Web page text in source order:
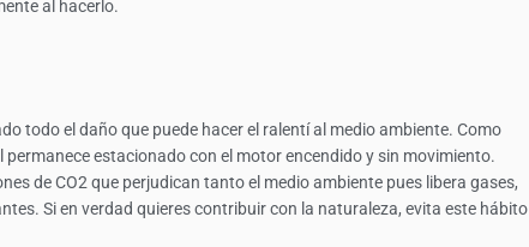
al hacerlo.
todo el daño que puede hacer el ralentí al medio ambiente. Como
estacionado con el motor encendido y sin movimiento.
de CO2 que perjudican tanto el medio ambiente pues libera gases,
Si en verdad quieres contribuir con la naturaleza, evita este hábito